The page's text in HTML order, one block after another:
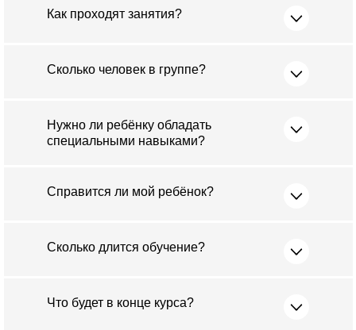
Как проходят занятия?
Сколько человек в группе?
Нужно ли ребёнку обладать
специальными навыками?
Справится ли мой ребёнок?
Сколько длится обучение?
Что будет в конце курса?